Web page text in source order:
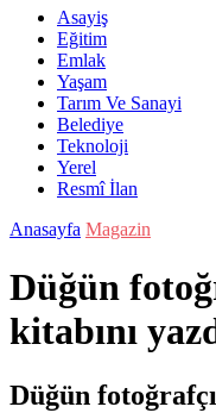
Asayiş
Eğitim
Emlak
Yaşam
Tarım Ve Sanayi
Belediye
Teknoloji
Yerel
Resmî İlan
Anasayfa Magazin
Düğün
kitabını
Düğün